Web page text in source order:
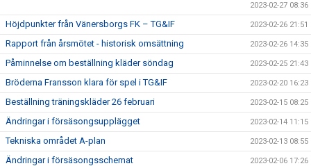
2023-02-27 08:36
Höjdpunkter från Vänersborgs FK – TG&IF 2023-02-26 21:51
Rapport från årsmötet - historisk omsättning 2023-02-26 14:35
Påminnelse om beställning kläder söndag 2023-02-25 21:43
Bröderna Fransson klara för spel i TG&IF 2023-02-20 16:23
Beställning träningskläder 26 februari 2023-02-15 08:25
Ändringar i försäsongsupplägget 2023-02-14 11:15
Tekniska området A-plan 2023-02-13 08:55
Ändringar i försäsongsschemat 2023-02-06 17:26